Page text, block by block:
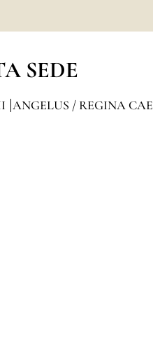
SEDE
ANGELUS / REGINA